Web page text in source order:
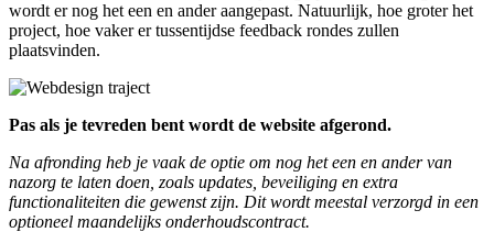
wordt er nog het een en ander aangepast. Natuurlijk, hoe groter het
project, hoe vaker er tussentijdse feedback rondes zullen
plaatsvinden.
Pas als je tevreden bent wordt de website afgerond.
Na afronding heb je vaak de optie om nog het een en ander van
nazorg te laten doen, zoals updates, beveiliging en extra
functionaliteiten die gewenst zijn. Dit wordt meestal verzorgd in een
optioneel maandelijks onderhoudscontract.